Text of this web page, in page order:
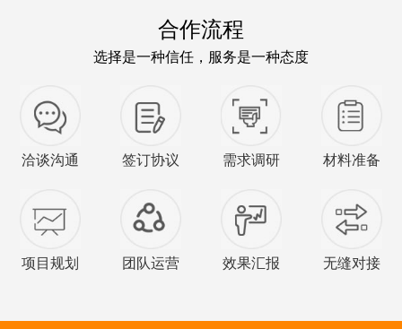
合作流程
选择是一种信任，服务是一种态度
洽谈沟通 签订协议 需求调研 材料准备
项目规划 团队运营 效果汇报 无缝对接